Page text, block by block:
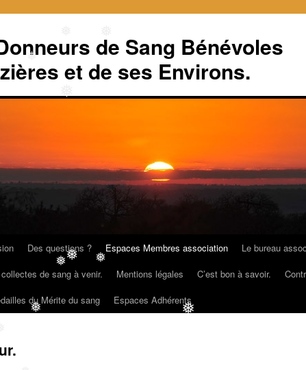
❅ ❅
❅
❅
❅
❅
❅
❅ ❅
de Sang Bénévoles
et de ses Environs.
Des questions ? Espaces Membres association Le bureau
de sang à venir. Mentions légales C’est bon à savoir.
du Mérite du sang Espaces Adhérents